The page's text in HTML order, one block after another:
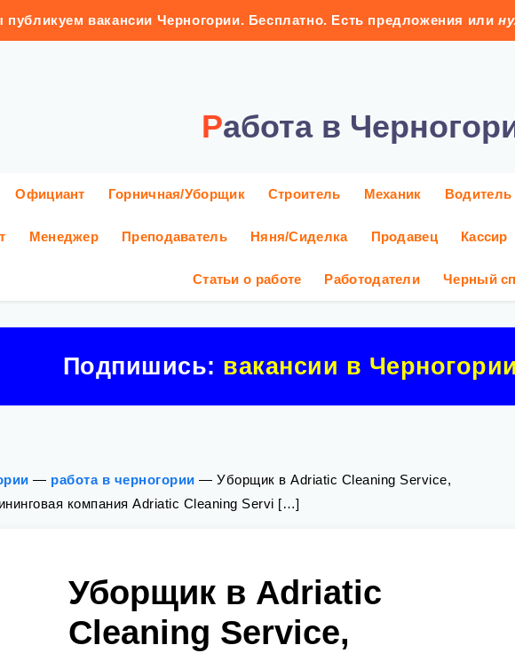
вакансии Черногории. Бесплатно. Есть предложения или
Работа в
Официант Горничная/Уборщик Строитель Механик Водитель
Менеджер Преподаватель Няня/Сиделка Продавец Кассир
Статьи о работе Работодатели Черный
Подпишись: вакансии в Черногории
— работа в черногории — Уборщик в Adriatic Cleaning Service,
компания Adriatic Cleaning Servi […]
Уборщик в Adriatic
Cleaning Service,